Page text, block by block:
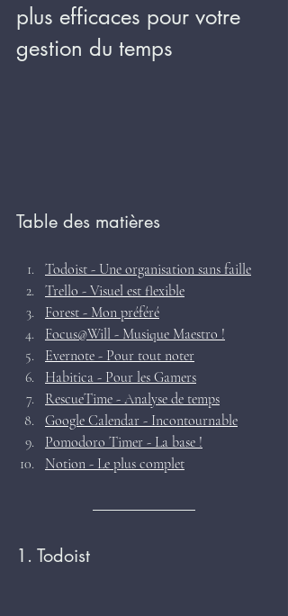
plus efficaces pour votre
gestion du temps
Table des matières
Todoist - Une organisation sans faille
Trello - Visuel est flexible
Forest - Mon préféré
Focus@Will - Musique Maestro !
Evernote - Pour tout noter
Habitica - Pour les Gamers
RescueTime - Analyse de temps
Google Calendar - Incontournable
Pomodoro Timer - La base !
Notion - Le plus complet
1. Todoist